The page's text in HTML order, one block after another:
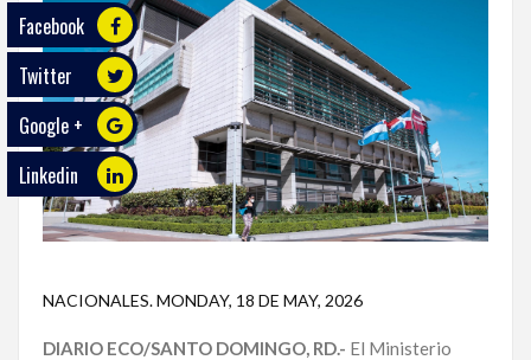
TECNOLOGÍA
ECO
PLAY
TRABAJOS
DE
INVESTIGACIÓN
DISTRITO
NACIONAL
Facebook
Twitter
Google +
Linkedin
NACIONALES.MONDAY, 18 DE MAY, 2026
DIARIO ECO/SANTO DOMINGO, RD.- El Ministerio